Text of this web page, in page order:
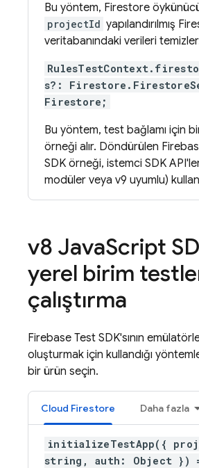
Bu yöntem, Firestore
projectId yapılandırılmış
veritabanındaki verileri
s?:
Firestore;
Bu yöntem, test bağlamı için
örneği alır. Döndürülen
SDK örneği, istemci SDK
modüler veya v9 uyumlu)
v8 JavaScript
yerel birim
çalıştırma
Firebase Test SDK'sının
oluşturmak için kullandığı
bir ürün seçin.
Cloud Firestore Daha fazla
initializeTestApp({
string, auth: Object })